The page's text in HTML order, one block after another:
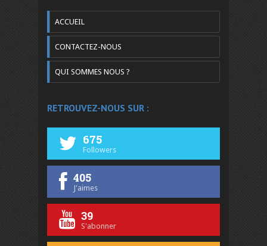
ACCUEIL
CONTACTEZ-NOUS
QUI SOMMES NOUS ?
RETROUVEZ-NOUS SUR :
675
Followers
405
J'aimes
39
S'abonner